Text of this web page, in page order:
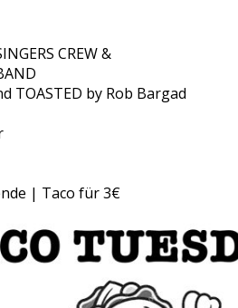
CREW &
TOASTED by Rob Bargad
| Taco für 3€